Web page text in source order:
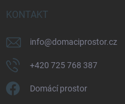
KONTAKT
info@domaciprostor.cz
+420 725 768 387
Domácí prostor